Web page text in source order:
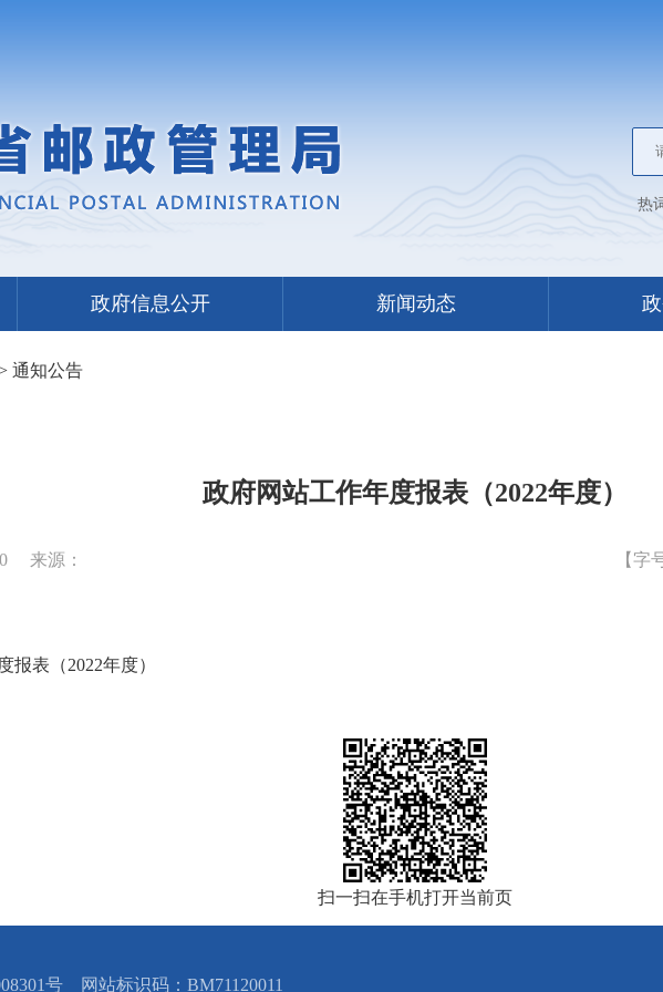
热
政府信息公开 新闻动态
通知公告
政府网站工作年度报表（2022年度）
来源： 【字
报表（2022年度）
扫一扫在手机打开当前页
号 网站标识码：BM71120011